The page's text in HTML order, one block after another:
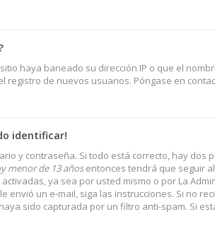
haya baneado su dirección IP o que el
de nuevos usuarios. Póngase en
identificar!
y contraseña. Si todo está correcto, hay dos
menor de 13 añosentonces tendrá que seguir
ya sea por usted mismo o por La
envió un e-mail, siga las instrucciones. Si no
sido capturada por un filtro anti-spam. Si